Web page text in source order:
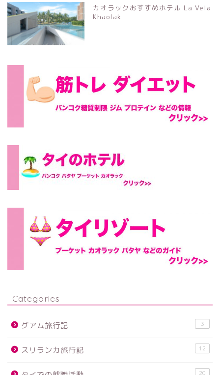
カオラックおすすめホテル La Vela
Khaolak
Categories
グアム旅行記 3
スリランカ旅行記 12
20